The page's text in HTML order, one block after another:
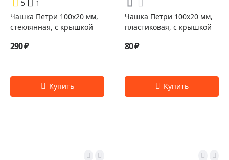
5
1
Чашка Петри 100х20 мм,
стеклянная, с крышкой
290 ₽
Чашка Петри 100x20 мм,
пластиковая, с крышкой
80 ₽